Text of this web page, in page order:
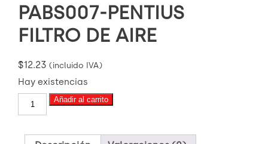
PABS007-PENTIUS
FILTRO DE AIRE
$12.23 (incluido IVA)
Hay existencias
PABS007-
PENTIUS
DE
Añadir al carrito